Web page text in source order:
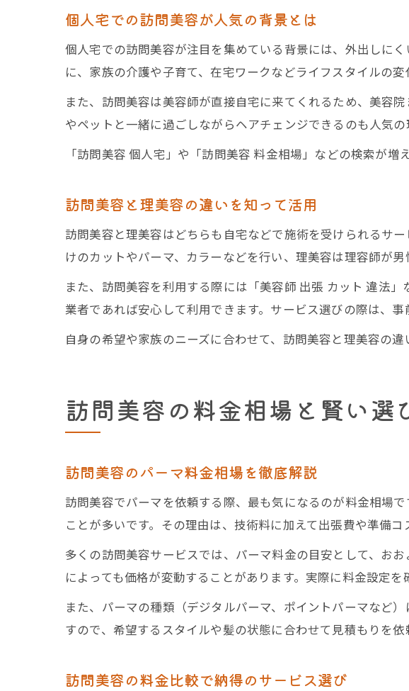
訪
個人宅での訪問美容が人気の背景とは
個人宅での訪問美容が注目を集めている背景には、外出しに
に、家族の介護や子育て、在宅ワークなどライフスタイルの
また、訪問美容は美容師が直接自宅に来てくれるため、美容
やペットと一緒に過ごしながらヘアチェンジできるのも人気の
「訪問美容 個人宅」や「訪問美容 料金相場」などの検索が
訪問美容と理美容の違いを知って活用
訪問美容と理美容はどちらも自宅などで施術を受けられるサ
けのカットやパーマ、カラーなどを行い、理美容は理容師が
また、訪問美容を利用する際には「美容師 出張 カット 違法
業者であれば安心して利用できます。サービス選びの際は、
自身の希望や家族のニーズに合わせて、訪問美容と理美容の
訪問美容の料金相場と賢い選
訪問美容のパーマ料金相場を徹底解説
訪問美容でパーマを依頼する際、最も気になるのが料金相場
ことが多いです。その理由は、技術料に加えて出張費や準備コ
多くの訪問美容サービスでは、パーマ料金の目安として、お
によっても価格が変動することがあります。実際に料金設定
また、パーマの種類（デジタルパーマ、ポイントパーマなど
すので、希望するスタイルや髪の状態に合わせて見積もりを依
訪問美容の料金比較で納得のサービス選び